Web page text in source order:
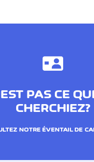
PAS CE
CHERCHIEZ?
NOTRE ÉVENTAIL DE